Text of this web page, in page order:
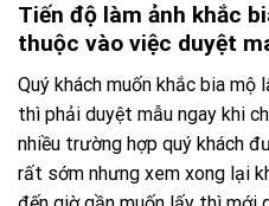
Tiến độ làm ảnh khắc
thuộc vào việc duyệt
Quý khách muốn khắc bia
thì phải duyệt mẫu ngay khi
nhiều trường hợp quý khách
rất sớm nhưng xem xong lại